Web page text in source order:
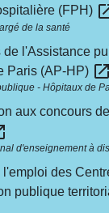
(FPH)
de la santé
de l'Assistance
Paris (AP-HP) open_in_new
- Hôpitaux de
aux concours
d'enseignement à
l'emploi des
publique